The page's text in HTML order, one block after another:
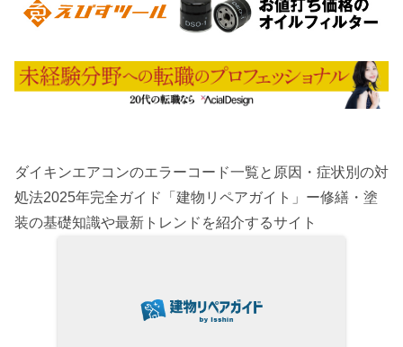
ダイキンエアコンのエラーコード一覧と原因・症状別の対
処法2025年完全ガイド「建物リペアガイト」ー修繕・塗
装の基礎知識や最新トレンドを紹介するサイト